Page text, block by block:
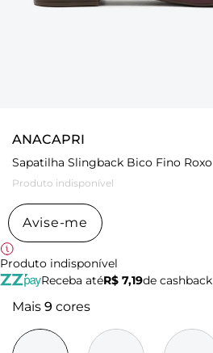
ANACAPRI
Sapatilha Slingback Bico Fino Roxo
Produto indisponível
Avise-me
Produto indisponível
Receba atéR$ 7,19de cashback
Mais 9 cores